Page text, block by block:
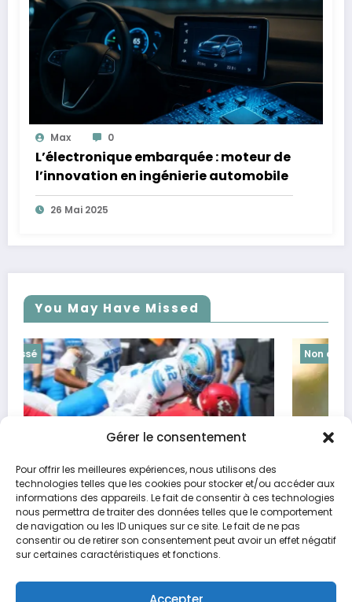
Gérer le consentement
Pour offrir les meilleures expériences, nous utilisons des
technologies telles que les cookies pour stocker et/ou accéder aux
informations des appareils. Le fait de consentir à ces technologies
nous permettra de traiter des données telles que le comportement
de navigation ou les ID uniques sur ce site. Le fait de ne pas
consentir ou de retirer son consentement peut avoir un effet négatif
sur certaines caractéristiques et fonctions.
Max 0
L’électronique embarquée : moteur de
l’innovation en ingénierie automobile
26 Mai 2025
You May Have Missed
Non classé
Opportunités financières d’octobre selon les
signes astrologiques
20 octobre 2024 Maria